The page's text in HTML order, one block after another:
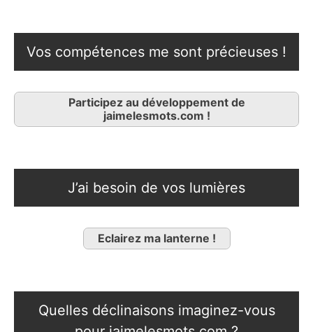
Vos compétences me sont précieuses !
Participez au développement de
jaimelesmots.com !
J’ai besoin de vos lumières
Eclairez ma lanterne !
Quelles déclinaisons imaginez-vous